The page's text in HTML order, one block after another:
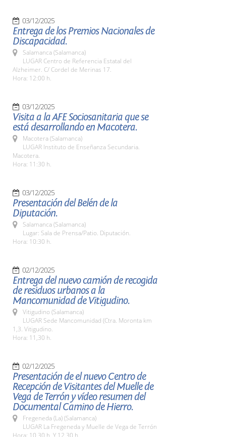
03/12/2025
Entrega de los Premios Nacionales de
Discapacidad.
Salamanca (Salamanca)
LUGAR Centro de Referencia Estatal del
Alzheimer. C/ Cordel de Merinas 17.
Hora: 12:00 h.
03/12/2025
Visita a la AFE Sociosanitaria que se
está desarrollando en Macotera.
Macotera (Salamanca)
LUGAR Instituto de Enseñanza Secundaria.
Macotera.
Hora: 11:30 h.
03/12/2025
Presentación del Belén de la
Diputación.
Salamanca (Salamanca)
Lugar: Sala de Prensa/Patio. Diputación.
Hora: 10:30 h.
02/12/2025
Entrega del nuevo camión de recogida
de residuos urbanos a la
Mancomunidad de Vitigudino.
Vitigudino (Salamanca)
LUGAR Sede Mancomunidad (Ctra. Moronta km
1,3. Vitigudino.
Hora: 11,30 h.
02/12/2025
Presentación de el nuevo Centro de
Recepción de Visitantes del Muelle de
Vega de Terrón y vídeo resumen del
Documental Camino de Hierro.
Fregeneda (La) (Salamanca)
LUGAR La Fregeneda y Muelle de Vega de Terrón
Hora: 10,30 h. Y 12,30 h.